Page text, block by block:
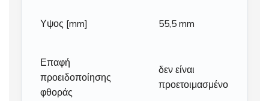
Υψος [mm] 55,5 mm
Επαφή
προειδοποίησης
φθοράς
δεν είναι
προετοιμασμένο